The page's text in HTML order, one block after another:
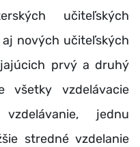
učiteľských
nových učiteľských
prvý a druhý
všetky vzdelávacie
jednu
stredné vzdelanie